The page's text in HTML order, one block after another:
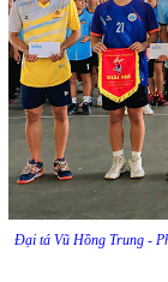
Đại tá Vũ Hồng Trung -